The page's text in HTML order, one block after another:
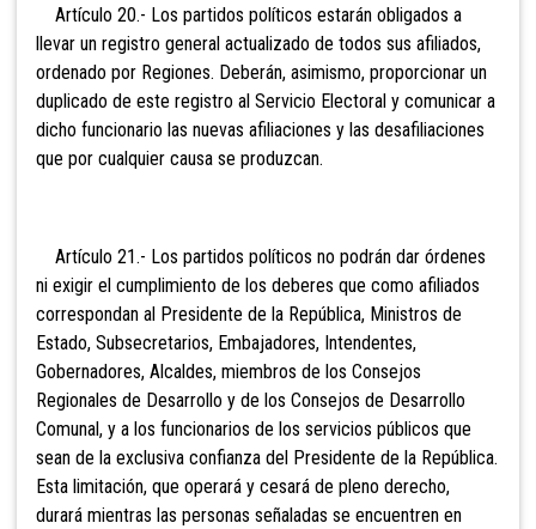
Artículo 20.- Los partidos políticos estarán obligados a
llevar un registro general actualizado de todos sus afiliados,
ordenado por Regiones. Deberán, asimismo, proporcionar un
duplicado de este registro al Servicio Electoral y comunicar a
dicho funcionario las nuevas afiliaciones y las desafiliaciones
que por cualquier causa se produzcan.
Artículo 21.- Los partidos políticos no podrán dar órdenes
ni exigir el cumplimiento de los deberes que como afiliados
correspondan al Presidente de la República, Ministros de
Estado, Subsecretarios, Embajadores, Intendentes,
Gobernadores, Alcaldes, miembros de los Consejos
Regionales de Desarrollo y de los Consejos de Desarrollo
Comunal, y a los funcionarios de los servicios públicos que
sean de la exclusiva confianza del Presidente de la República.
Esta limitación, que operará y cesará de pleno derecho,
durará mientras las personas señaladas se encuentren en